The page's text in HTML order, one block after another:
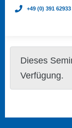
+49 (0) 391 62933
Dieses
Verfügung.